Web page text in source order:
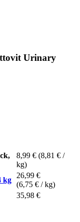
Urinary
8,99 € (8,81 € /
kg)
kg
26,99 €
(6,75 € / kg)
35,98 €